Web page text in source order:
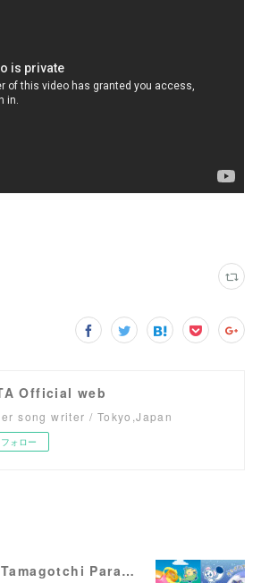
Official web
song writer / Tokyo,Japan
フォロー
【ナレーション】『Tamagotchi Paradise - Orange Tropics / White Glacier』商品PV／TVCM